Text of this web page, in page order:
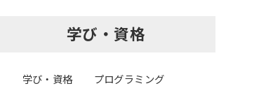
学び・資格
学び・資格 プログラミング